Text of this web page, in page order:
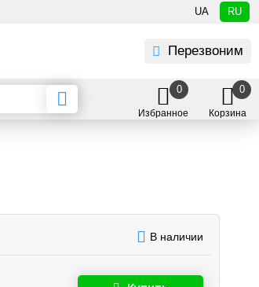
UA RU
Перезвоним
Избранное
0
Корзина
0
В наличии